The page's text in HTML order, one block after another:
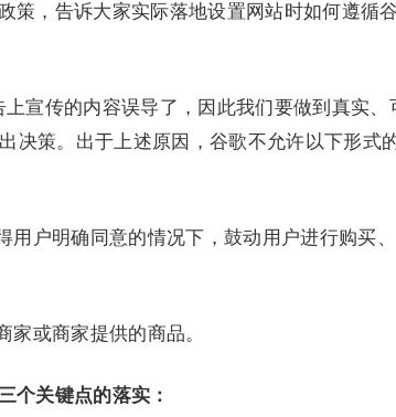
策，告诉大家实际落地设置网站时如何遵循
宣传的内容误导了，因此我们要做到真实、
决策。出于上述原因，谷歌不允许以下形式
用户明确同意的情况下，鼓动用户进行购买
或商家提供的商品。
个关键点的落实：